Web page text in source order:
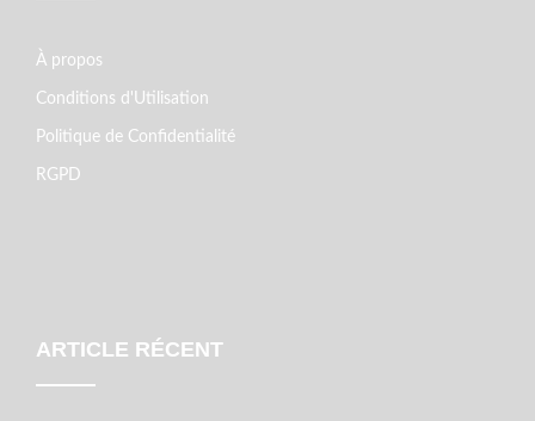
À propos
Conditions d'Utilisation
Politique de Confidentialité
RGPD
ARTICLE RÉCENT